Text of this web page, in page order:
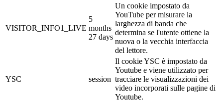
VISITOR_INFO1_LIVE
5
months
27 days
Un cookie impostato da
YouTube per misurare la
larghezza di banda che
determina se l'utente ottiene la
nuova o la vecchia interfaccia
del lettore.
YSC session
Il cookie YSC è impostato da
Youtube e viene utilizzato per
tracciare le visualizzazioni dei
video incorporati sulle pagine di
Youtube.